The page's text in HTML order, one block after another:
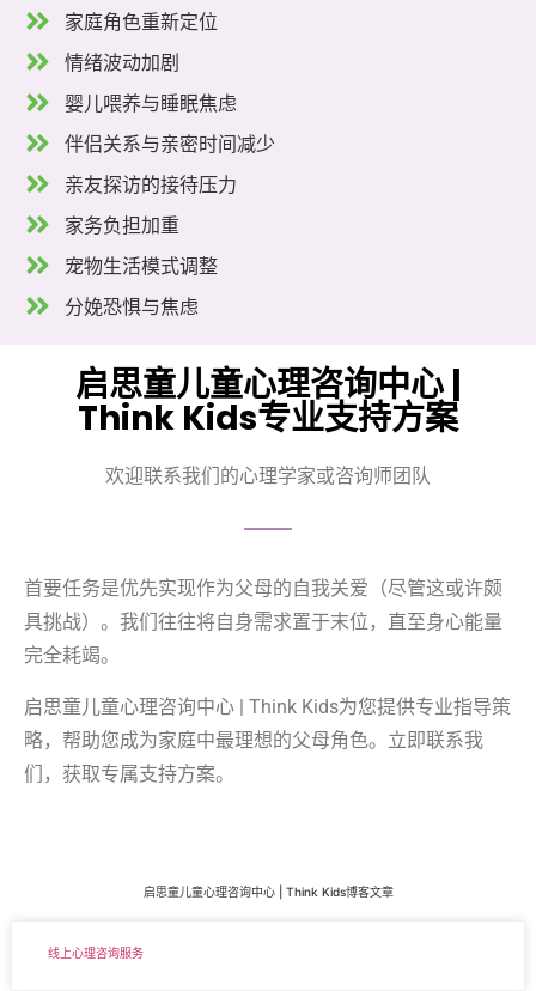
家庭角色重新定位
情绪波动加剧
婴儿喂养与睡眠焦虑
伴侣关系与亲密时间减少
亲友探访的接待压力
家务负担加重
宠物生活模式调整
分娩恐惧与焦虑
启思童儿童心理咨询中心 |
Think Kids专业支持方案
欢迎联系我们的心理学家或咨询师团队
首要任务是优先实现作为父母的自我关爱（尽管这或许颇
具挑战）。我们往往将自身需求置于末位，直至身心能量
完全耗竭。
启思童儿童心理咨询中心 | Think Kids为您提供专业指导策
略，帮助您成为家庭中最理想的父母角色。立即联系我
们，获取专属支持方案。
启思童儿童心理咨询中心 | Think Kids博客文章
线上心理咨询服务